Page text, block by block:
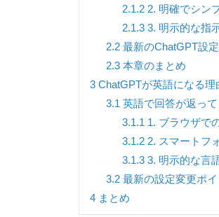
2.1.22. 明確でシン
2.1.33. 明示的な指
2.2最新のChatGPT設
2.3本章のまとめ
3 ChatGPTが英語になる
3.1 英語で回答が返っ
3.1.1 1. ブラウザで
3.1.22. スマートフ
3.1.33. 明示的な言
3.2最新の設定変更ポイ
4 まとめ